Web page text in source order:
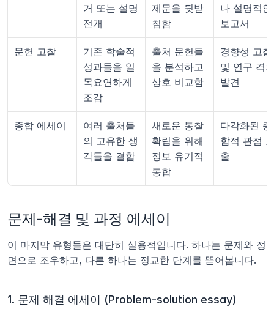
거 또는 설명
전개
제문을 뒷받
침함
나 설명적인
보고서
문헌 고찰
기존 학술적
성과들을 일
목요연하게
조감
출처 문헌들
을 분석하고
상호 비교함
경향성 고찰
및 연구 격
발견
종합 에세이
여러 출처들
의 고유한 생
각들을 결합
새로운 통찰
확립을 위해
정보 유기적
통합
다각화된 종
합적 관점
출
문제-해결 및 과정 에세이
이 마지막 유형들은 대단히 실용적입니다. 하나는 문제와 정
면으로 조우하고, 다른 하나는 정교한 단계를 뜯어봅니다.
1. 문제 해결 에세이 (Problem-solution essay)